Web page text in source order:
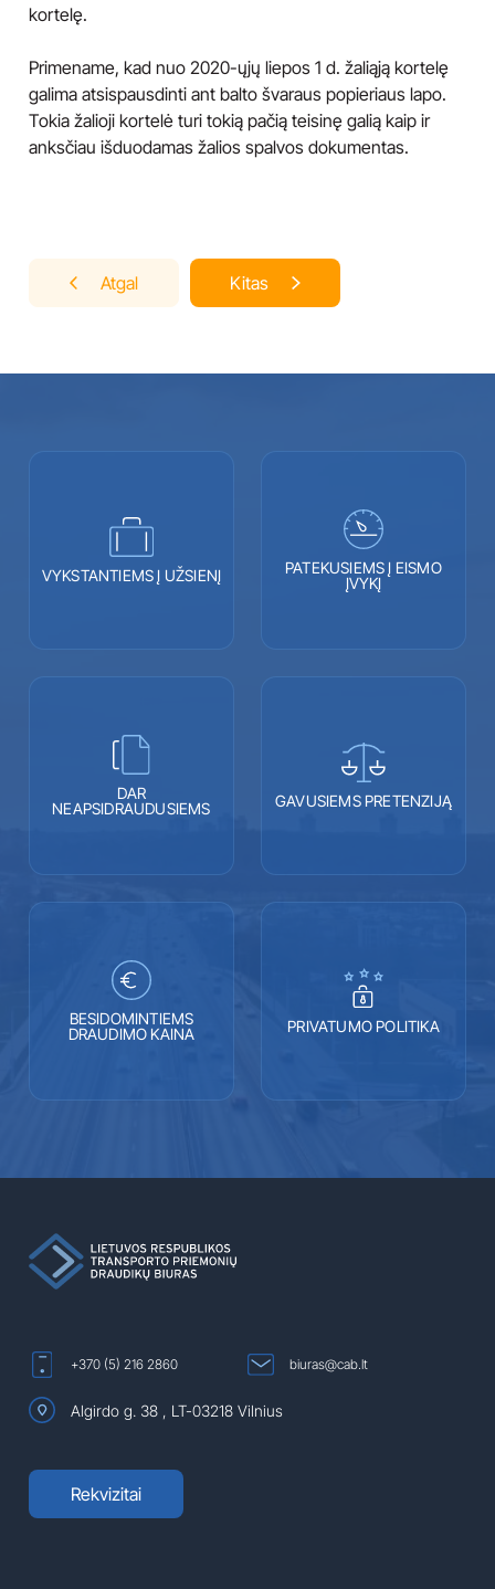
kortelę.
Primename, kad nuo 2020-ųjų liepos 1 d. žaliąją kortelę
galima atsispausdinti ant balto švaraus popieriaus lapo.
Tokia žalioji kortelė turi tokią pačią teisinę galią kaip ir
anksčiau išduodamas žalios spalvos dokumentas.
Navigacija
Kitas
Atgal
VYKSTANTIEMS Į UŽSIENĮ
PATEKUSIEMS Į EISMO
ĮVYKĮ
DAR
NEAPSIDRAUDUSIEMS
GAVUSIEMS PRETENZIJĄ
BESIDOMINTIEMS
DRAUDIMO KAINA
PRIVATUMO POLITIKA
+370 (5) 216 2860 biuras@cab.lt
Algirdo g. 38 , LT-03218 Vilnius
Rekvizitai